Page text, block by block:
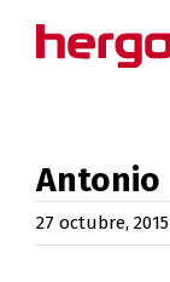
Antonio
27 octubre, 2015